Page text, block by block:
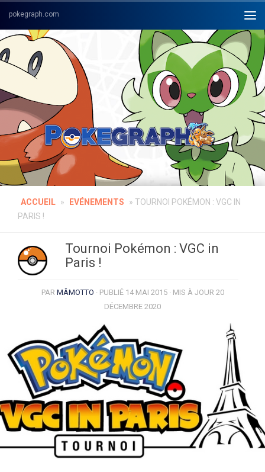
Skip to content
ACCUEIL » EVÉNEMENTS » TOURNOI POKÉMON : VGC IN
PARIS !
Tournoi Pokémon : VGC in
Paris !
PAR MÂMOTTO · PUBLIÉ 14 MAI 2015· MIS À JOUR 20
DÉCEMBRE 2020